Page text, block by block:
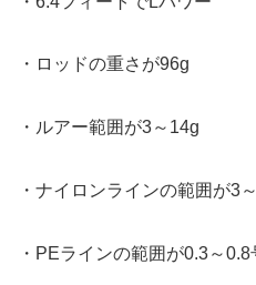
・ロッドの重さが96g
・ルアー範囲が3～14g
・ナイロンラインの範囲が3
・PEラインの範囲が0.3～0.8